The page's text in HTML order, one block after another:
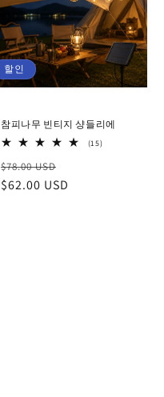
할인
참피나무 빈티지 샹들리에
(15)15
정
가
$78.00 USD
인
$62.00 USD